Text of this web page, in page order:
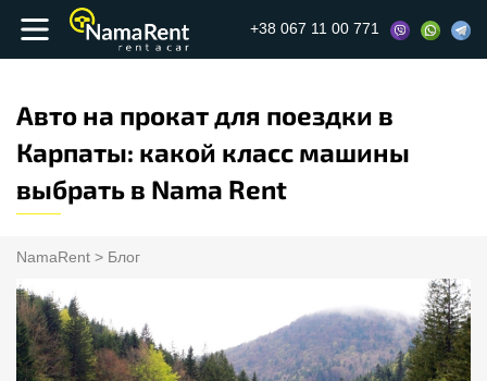
+38 067 11 00 771
Авто на прокат для поездки в
Карпаты: какой класс машины
выбрать в Nama Rent
NamaRent > Блог